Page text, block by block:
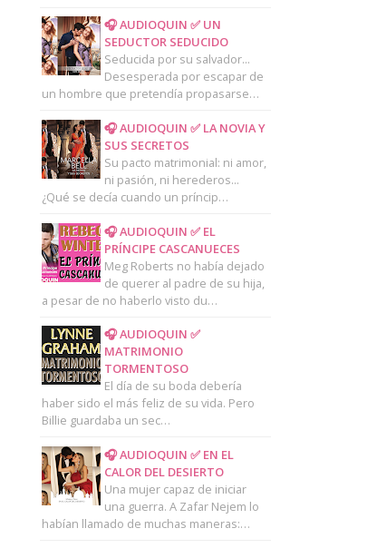
🎧 AUDIOQUIN ✅ UN
SEDUCTOR SEDUCIDO
Seducida por su salvador...
Desesperada por escapar de
un hombre que pretendía propasarse…
🎧 AUDIOQUIN ✅ LA NOVIA Y
SUS SECRETOS
Su pacto matrimonial: ni amor,
ni pasión, ni herederos...
¿Qué se decía cuando un príncip…
🎧 AUDIOQUIN ✅ EL
PRÍNCIPE CASCANUECES
Meg Roberts no había dejado
de querer al padre de su hija,
a pesar de no haberlo visto du…
🎧 AUDIOQUIN ✅
MATRIMONIO
TORMENTOSO
El día de su boda debería
haber sido el más feliz de su vida. Pero
Billie guardaba un sec…
🎧 AUDIOQUIN ✅ EN EL
CALOR DEL DESIERTO
Una mujer capaz de iniciar
una guerra. A Zafar Nejem lo
habían llamado de muchas maneras:…